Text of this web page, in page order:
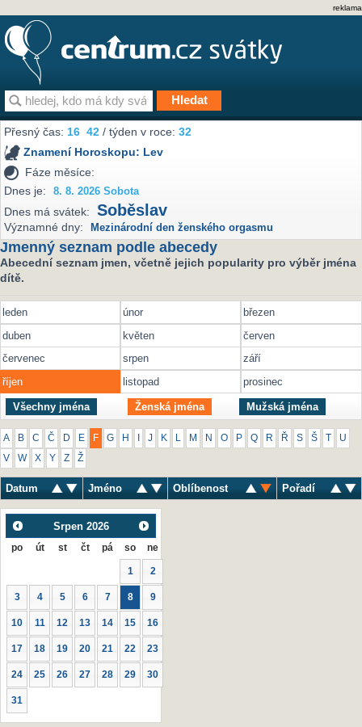
reklama
Přesný čas:16 42 / týden v roce:32
Znamení Horoskopu: Lev
Fáze měsíce:
Dnes je:
8. 8. 2026 Sobota
Dnes má svátek: Soběslav
Významné dny: Mezinárodní den ženského orgasmu
Jmenný seznam podle abecedy
Abecední seznam jmen, včetně jejich popularity pro výběr jména
dítě.
leden únor
březen
duben
květen
červen
červenec
srpen
září
říjen
listopad prosinec
Všechny jména Ženská jména Mužská jména
A B C Č D E F G H J K M N O P Q R Ř S Š U
V W X Y Z Ž
Datum Jméno Oblíbenost Pořadí
Srpen 2026
po út st čt pá so ne
1 2
3 4 5 6 7 8 9
10 11 12 13 14 15 16
17 18 19 20 21 22 23
24 25 26 27 28 29 30
31